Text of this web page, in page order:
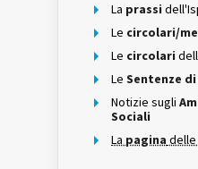
La prassi
Le circolari/
Le circolari
Le Sentenze di
Notizie sugli
Sociali
La pagina delle